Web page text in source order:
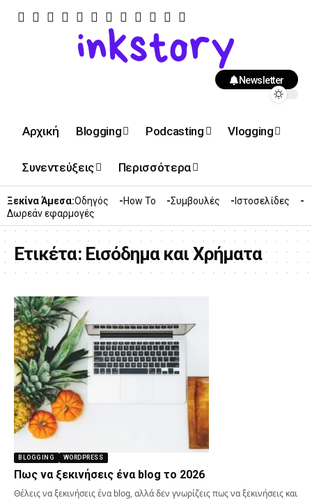
Newsletter
Αρχική Blogging Podcasting Vlogging
Συνεντεύξεις Περισσότερα
Ξεκίνα Άμεσα:Οδηγός How To Συμβουλές
Ιστοσελίδες
Δωρεάν εφαρμογές
Ετικέτα: Εισόδημα και Χρήματα
BLOGGING WORDPRESS
Πως να ξεκινήσεις ένα blog το 2026
Θέλεις να ξεκινήσεις ένα blog, αλλά δεν γνωρίζεις πως να ξεκινήσεις και